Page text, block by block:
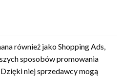
również jako Shopping Ads,
sposobów promowania
niej sprzedawcy mogą